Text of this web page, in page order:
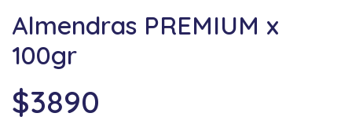
Almendras PREMIUM x
100gr
$3890